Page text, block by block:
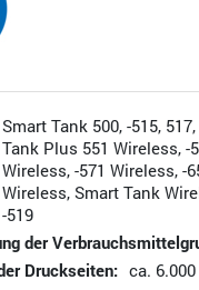
Smart Tank 500, -515,
Tank Plus 551 Wireless, -
Wireless, -571 Wireless, -
Wireless, Smart Tank
-519
der
Druckseiten: ca.